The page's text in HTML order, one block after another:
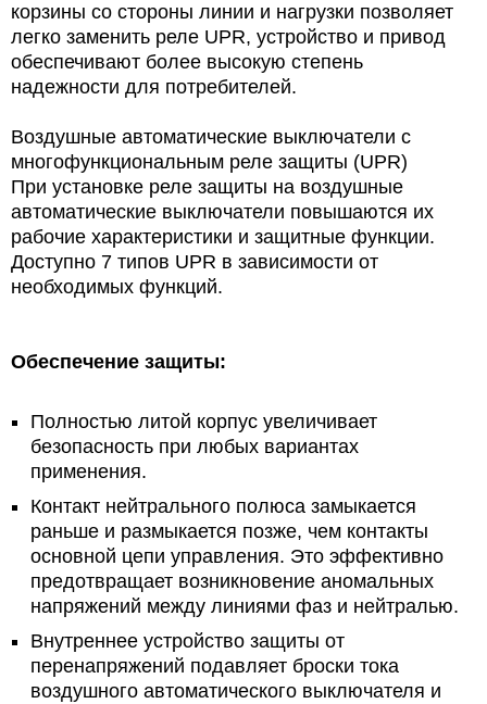
корзины со стороны линии и нагрузки позволяет
легко заменить реле UPR, устройство и привод
обеспечивают более высокую степень
надежности для потребителей.
Воздушные автоматические выключатели с
многофункциональным реле защиты (UPR)
При установке реле защиты на воздушные
автоматические выключатели повышаются их
рабочие характеристики и защитные функции.
Доступно 7 типов UPR в зависимости от
необходимых функций.
Обеспечение защиты:
Полностью литой корпус увеличивает
безопасность при любых вариантах
применения.
Контакт нейтрального полюса замыкается
раньше и размыкается позже, чем контакты
основной цепи управления. Это эффективно
предотвращает возникновение аномальных
напряжений между линиями фаз и нейтралью.
Внутреннее устройство защиты от
перенапряжений подавляет броски тока
воздушного автоматического выключателя и